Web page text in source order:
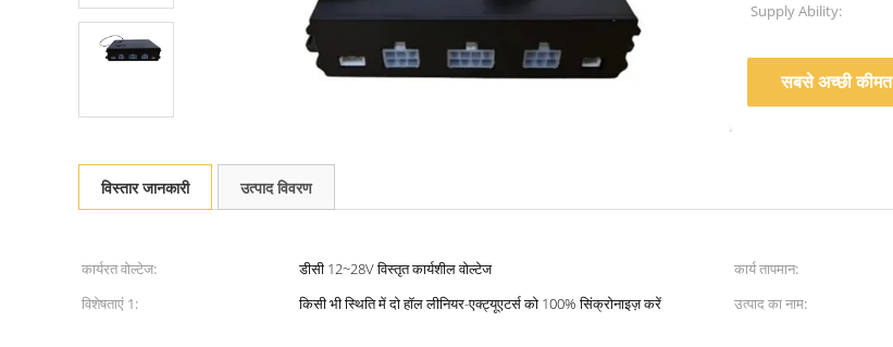
Supply Ability:
सबसे अच्छी कीमत
विस्तार जानकारी उत्पाद विवरण
कार्यरत वोल्टेज: डीसी 12~28V विस्तृत कार्यशील वोल्टेज कार्य तापमान:
विशेषताएं 1:
किसी भी स्थिति में दो हॉल लीनियर-एक्ट्यूएटर्स को 100% सिंक्रोनाइज़ करें उत्पाद का नाम: